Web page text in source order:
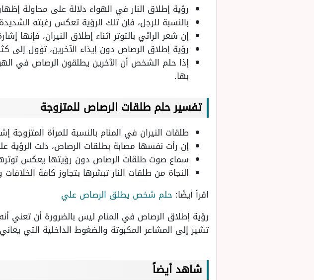
رؤية إطلاق النار في الهواء دلالة على محاولة
بالنسبة للرجل، فإن تلك الرؤية تعكس رغبته
إن شعر الرائي بالتوتر أثناء إطلاق النيران، فإنها
رؤية إطلاق الرصاص دون إيذاء الآخرين، تؤول إلى
إذا حلم الشخص أن الآخرين يطلقون الرصاص في
بها.
تفسير حلم طلقات الرصاص للمتزوجة
طلقات النيران في المنام بالنسبة للمرأة المتزوجة
إن رأت نفسها مصابة بطلقات الرصاص، دلت الرؤية
سماع صوت طلقات الرصاص دون رؤيتها يعكس
النجاة من طلقات النار تبشرها بتجاوز كافة
اقرأ أيضًا: حلم شخص يطلق الرصاص علي
رؤية إطلاق الرصاص في المنام ليس بالضرورة أن تعني
تشير إلى المشاعر المكبوتة والضغوط الداخلية التي
شاهد أيضاً